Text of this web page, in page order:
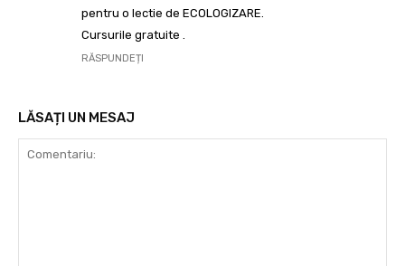
pentru o lectie de ECOLOGIZARE.
Cursurile gratuite .
RĂSPUNDEȚI
LĂSAȚI UN MESAJ